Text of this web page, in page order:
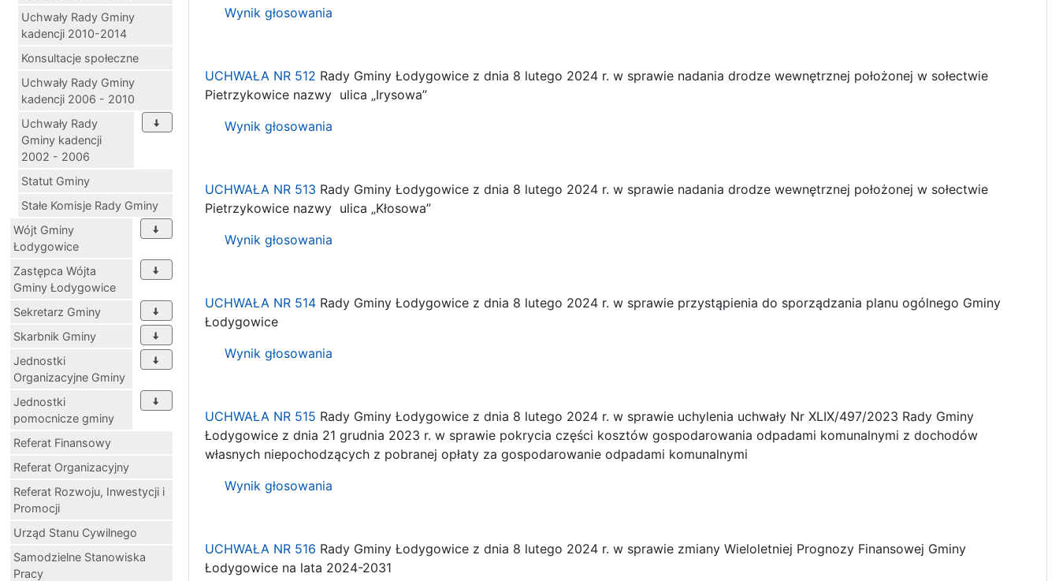
Uchwały Rady Gminy
kadencji 2010-2014
Konsultacje społeczne
Uchwały Rady Gminy
kadencji 2006 - 2010
Uchwały Rady
Gminy kadencji
2002 - 2006
Statut Gminy
Stałe Komisje Rady Gminy
Wójt Gminy
Łodygowice
Zastępca Wójta
Gminy Łodygowice
Sekretarz Gminy
Skarbnik Gminy
Jednostki
Organizacyjne Gminy
Jednostki
pomocnicze gminy
Referat Finansowy
Referat Organizacyjny
Referat Rozwoju, Inwestycji i
Promocji
Urząd Stanu Cywilnego
Samodzielne Stanowiska
Pracy
Wynik głosowania
UCHWAŁA NR 512 Rady Gminy Łodygowice z dnia 8 lutego 2024 r. w sprawie nadania drodze wewnętrznej położonej w sołectwie
Pietrzykowice nazwy ulica „Irysowa”
Wynik głosowania
UCHWAŁA NR 513 Rady Gminy Łodygowice z dnia 8 lutego 2024 r. w sprawie nadania drodze wewnętrznej położonej w sołectwie
Pietrzykowice nazwy ulica „Kłosowa”
Wynik głosowania
UCHWAŁA NR 514 Rady Gminy Łodygowice z dnia 8 lutego 2024 r. w sprawie przystąpienia do sporządzania planu ogólnego Gminy
Łodygowice
Wynik głosowania
UCHWAŁA NR 515 Rady Gminy Łodygowice z dnia 8 lutego 2024 r. w sprawie uchylenia uchwały Nr XLIX/497/2023 Rady Gminy
Łodygowice z dnia 21 grudnia 2023 r. w sprawie pokrycia części kosztów gospodarowania odpadami komunalnymi z dochodów
własnych niepochodzących z pobranej opłaty za gospodarowanie odpadami komunalnymi
Wynik głosowania
UCHWAŁA NR 516 Rady Gminy Łodygowice z dnia 8 lutego 2024 r. w sprawie zmiany Wieloletniej Prognozy Finansowej Gminy
Łodygowice na lata 2024-2031